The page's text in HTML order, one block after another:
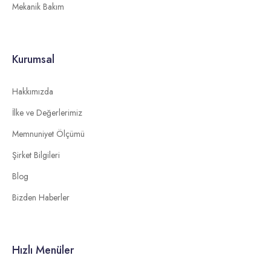
Mekanik Bakım
Kurumsal
Hakkımızda
İlke ve Değerlerimiz
Memnuniyet Ölçümü
Şirket Bilgileri
Blog
Bizden Haberler
Hızlı Menüler